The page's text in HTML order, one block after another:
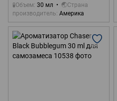
🧪Объем 30 мл
🌏Страна
производитель Америка